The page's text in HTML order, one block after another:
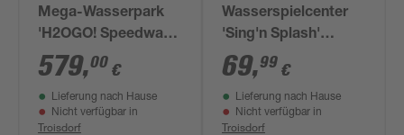
Mega-Wasserpark
'H2OGO! Speedway'
bunt 551 x 502 x 265
cm
579,00 €
Lieferung nach Hause
Nicht verfügbar in
Troisdorf
Wasserspielcenter
'Sing'n Splash'
mehrfarbig 295 x 190
x 137 cm
69,99 €
Lieferung nach Hause
Nicht verfügbar in
Troisdorf